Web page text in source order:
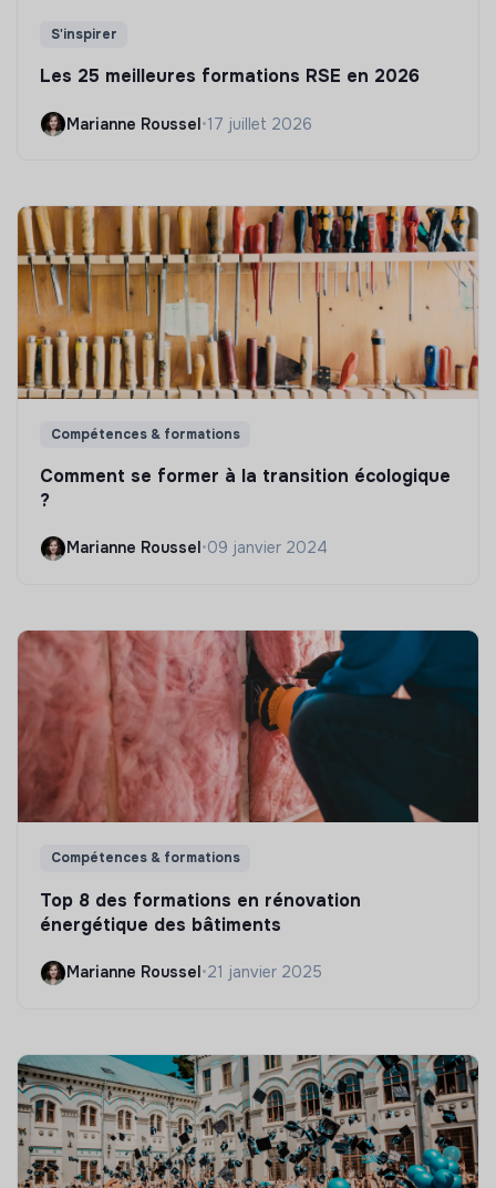
S'inspirer
Les 25 meilleures formations RSE en 2026
Marianne Roussel•17 juillet 2026
Compétences & formations
Comment se former à la transition écologique
?
Marianne Roussel •09 janvier 2024
Compétences & formations
Top 8 des formations en rénovation
énergétique des bâtiments
Marianne Roussel•21 janvier 2025